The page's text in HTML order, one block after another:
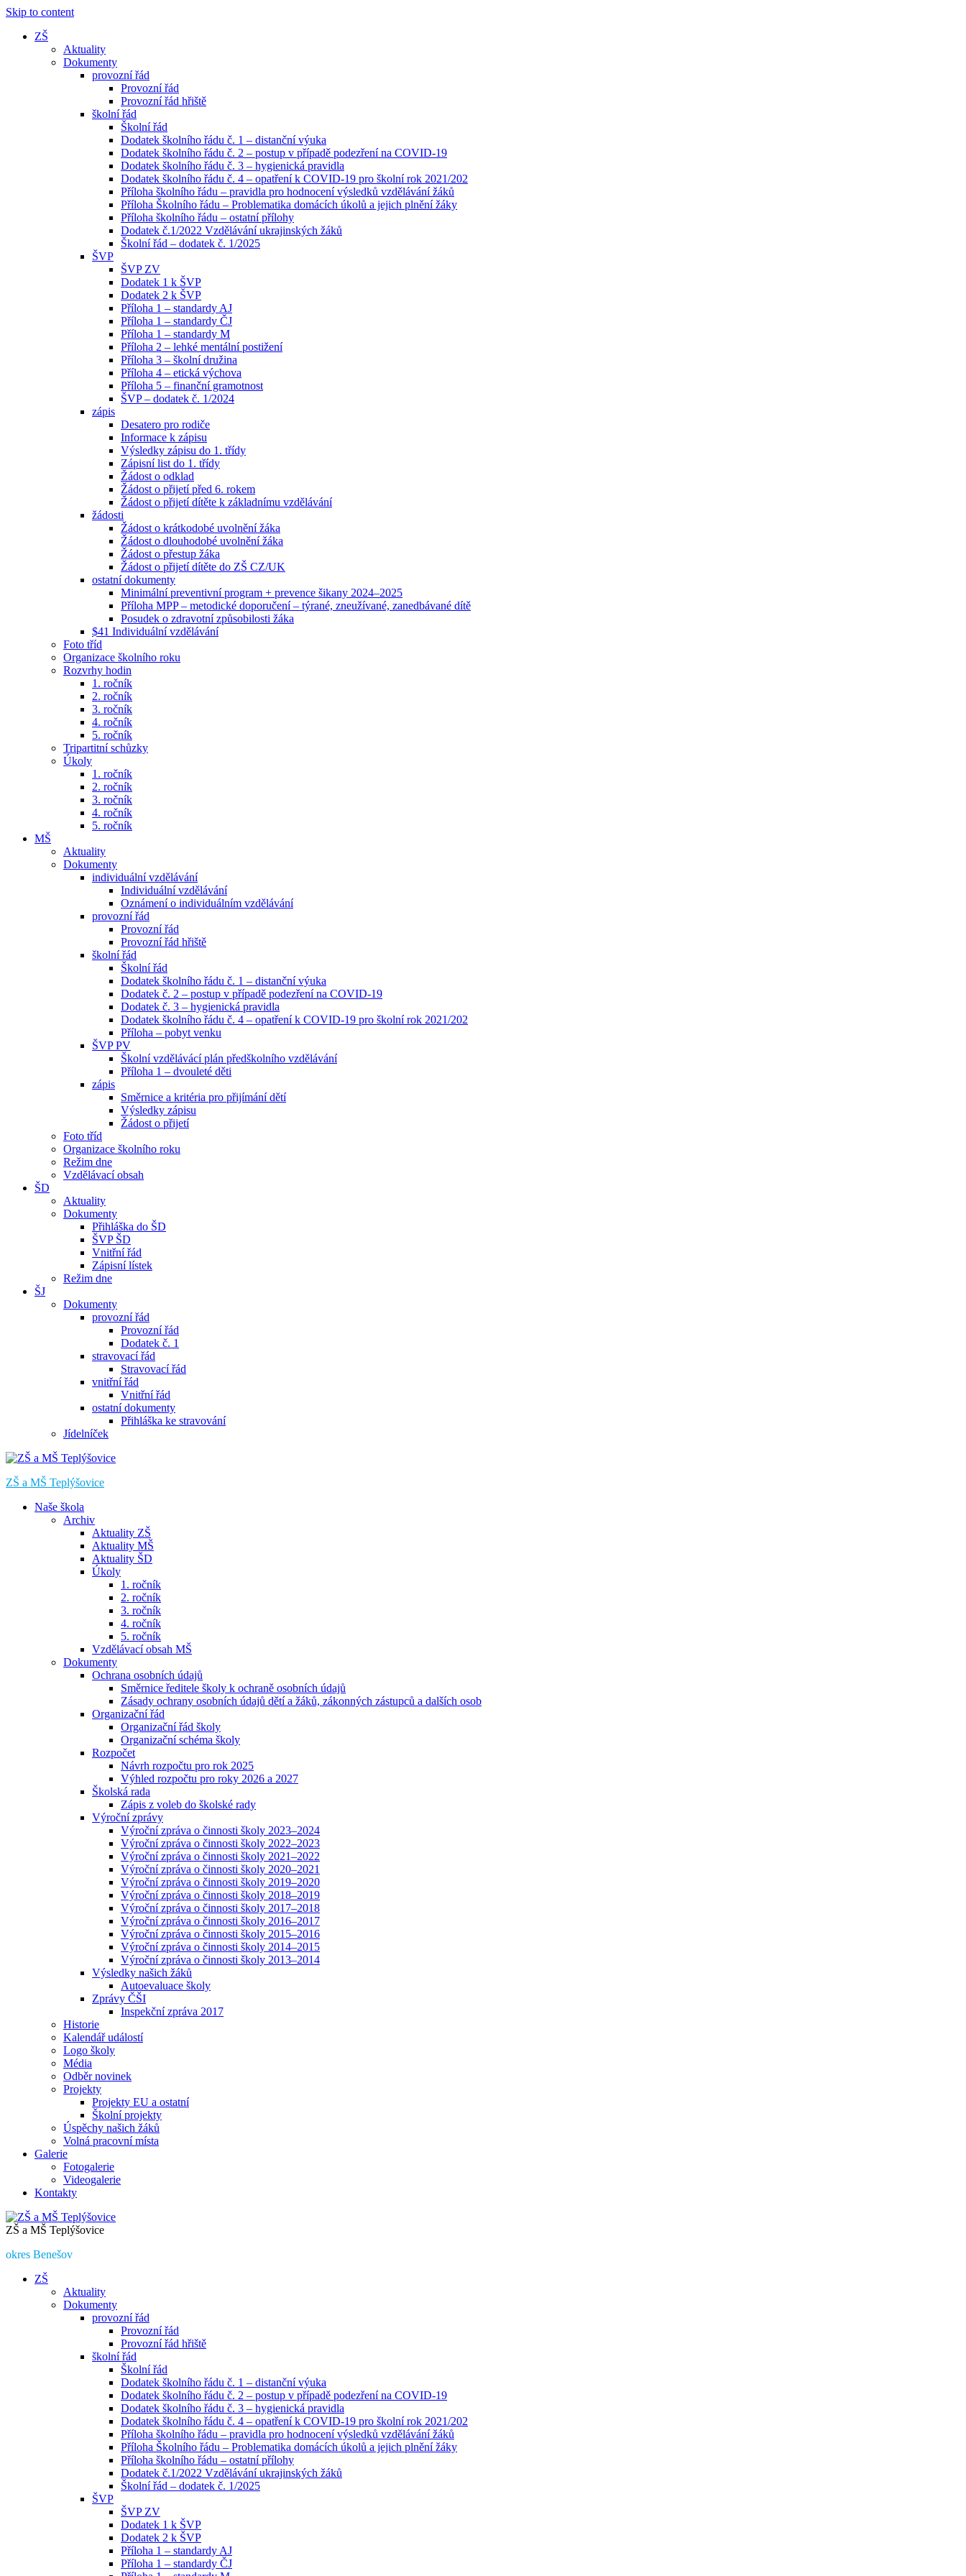
Skip to content
ZŠ
Aktuality
Dokumenty
provozní řád
Provozní řád
Provozní řád hřiště
školní řád
Školní řád
Dodatek školního řádu č. 1 – distanční výuka
Dodatek školního řádu č. 2 – postup v případě podezření na COVID-19
Dodatek školního řádu č. 3 – hygienická pravidla
Dodatek školního řádu č. 4 – opatření k COVID-19 pro školní rok 2021/202
Příloha školního řádu – pravidla pro hodnocení výsledků vzdělávání žáků
Příloha Školního řádu – Problematika domácích úkolů a jejich plnění žáky
Příloha školního řádu – ostatní přílohy
Dodatek č.1/2022 Vzdělávání ukrajinských žáků
Školní řád – dodatek č. 1/2025
ŠVP
ŠVP ZV
Dodatek 1 k ŠVP
Dodatek 2 k ŠVP
Příloha 1 – standardy AJ
Příloha 1 – standardy ČJ
Příloha 1 – standardy M
Příloha 2 – lehké mentální postižení
Příloha 3 – školní družina
Příloha 4 – etická výchova
Příloha 5 – finanční gramotnost
ŠVP – dodatek č. 1/2024
zápis
Desatero pro rodiče
Informace k zápisu
Výsledky zápisu do 1. třídy
Zápisní list do 1. třídy
Žádost o odklad
Žádost o přijetí před 6. rokem
Žádost o přijetí dítěte k základnímu vzdělávání
žádosti
Žádost o krátkodobé uvolnění žáka
Žádost o dlouhodobé uvolnění žáka
Žádost o přestup žáka
Žádost o přijetí dítěte do ZŠ CZ/UK
ostatní dokumenty
Minimální preventivní program + prevence šikany 2024–2025
Příloha MPP – metodické doporučení – týrané, zneužívané, zanedbávané dítě
Posudek o zdravotní způsobilosti žáka
$41 Individuální vzdělávání
Foto tříd
Organizace školního roku
Rozvrhy hodin
1. ročník
2. ročník
3. ročník
4. ročník
5. ročník
Tripartitní schůzky
Úkoly
1. ročník
2. ročník
3. ročník
4. ročník
5. ročník
MŠ
Aktuality
Dokumenty
individuální vzdělávání
Individuální vzdělávání
Oznámení o individuálním vzdělávání
provozní řád
Provozní řád
Provozní řád hřiště
školní řád
Školní řád
Dodatek školního řádu č. 1 – distanční výuka
Dodatek č. 2 – postup v případě podezření na COVID-19
Dodatek č. 3 – hygienická pravidla
Dodatek školního řádu č. 4 – opatření k COVID-19 pro školní rok 2021/202
Příloha – pobyt venku
ŠVP PV
Školní vzdělávácí plán předškolního vzdělávání
Příloha 1 – dvouleté děti
zápis
Směrnice a kritéria pro přijímání dětí
Výsledky zápisu
Žádost o přijetí
Foto tříd
Organizace školního roku
Režim dne
Vzdělávací obsah
ŠD
Aktuality
Dokumenty
Přihláška do ŠD
ŠVP ŠD
Vnitřní řád
Zápisní lístek
Režim dne
ŠJ
Dokumenty
provozní řád
Provozní řád
Dodatek č. 1
stravovací řád
Stravovací řád
vnitřní řád
Vnitřní řád
ostatní dokumenty
Přihláška ke stravování
Jídelníček
ZŠ a MŠ Teplýšovice
Naše škola
Archiv
Aktuality ZŠ
Aktuality MŠ
Aktuality ŠD
Úkoly
1. ročník
2. ročník
3. ročník
4. ročník
5. ročník
Vzdělávací obsah MŠ
Dokumenty
Ochrana osobních údajů
Směrnice ředitele školy k ochraně osobních údajů
Zásady ochrany osobních údajů dětí a žáků, zákonných zástupců a dalších osob
Organizační řád
Organizační řád školy
Organizační schéma školy
Rozpočet
Návrh rozpočtu pro rok 2025
Výhled rozpočtu pro roky 2026 a 2027
Školská rada
Zápis z voleb do školské rady
Výroční zprávy
Výroční zpráva o činnosti školy 2023–2024
Výroční zpráva o činnosti školy 2022–2023
Výroční zpráva o činnosti školy 2021–2022
Výroční zpráva o činnosti školy 2020–2021
Výroční zpráva o činnosti školy 2019–2020
Výroční zpráva o činnosti školy 2018–2019
Výroční zpráva o činnosti školy 2017–2018
Výroční zpráva o činnosti školy 2016–2017
Výroční zpráva o činnosti školy 2015–2016
Výroční zpráva o činnosti školy 2014–2015
Výroční zpráva o činnosti školy 2013–2014
Výsledky našich žáků
Autoevaluace školy
Zprávy ČŠI
Inspekční zpráva 2017
Historie
Kalendář událostí
Logo školy
Média
Odběr novinek
Projekty
Projekty EU a ostatní
Školní projekty
Úspěchy našich žáků
Volná pracovní místa
Galerie
Fotogalerie
Videogalerie
Kontakty
ZŠ a MŠ Teplýšovice
okres Benešov
ZŠ
Aktuality
Dokumenty
provozní řád
Provozní řád
Provozní řád hřiště
školní řád
Školní řád
Dodatek školního řádu č. 1 – distanční výuka
Dodatek školního řádu č. 2 – postup v případě podezření na COVID-19
Dodatek školního řádu č. 3 – hygienická pravidla
Dodatek školního řádu č. 4 – opatření k COVID-19 pro školní rok 2021/202
Příloha školního řádu – pravidla pro hodnocení výsledků vzdělávání žáků
Příloha Školního řádu – Problematika domácích úkolů a jejich plnění žáky
Příloha školního řádu – ostatní přílohy
Dodatek č.1/2022 Vzdělávání ukrajinských žáků
Školní řád – dodatek č. 1/2025
ŠVP
ŠVP ZV
Dodatek 1 k ŠVP
Dodatek 2 k ŠVP
Příloha 1 – standardy AJ
Příloha 1 – standardy ČJ